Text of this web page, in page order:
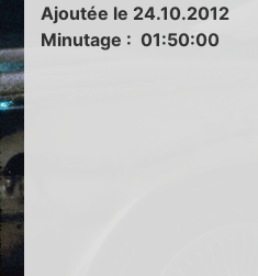
Ajoutée le 24.10.2012
Minutage : 01:50:00